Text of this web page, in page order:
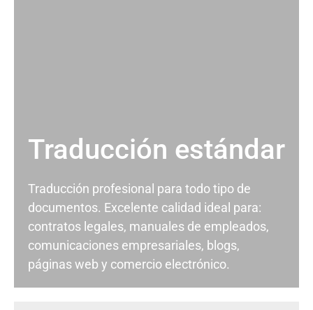
Traducción estándar
Traducción profesional para todo tipo de
documentos. Excelente calidad ideal para:
contratos legales, manuales de empleados,
comunicaciones empresariales, blogs,
páginas web y comercio electrónico.